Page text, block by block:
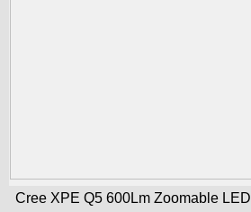
Cree XPE Q5 600Lm Zoomable LED